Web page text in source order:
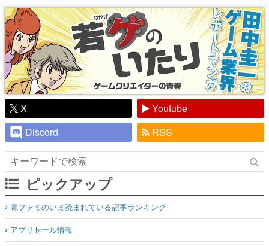
り】
X
Youtube
Discord
RSS
ピックアップ
電ファミのいま読まれている記事ランキング
アプリセール情報